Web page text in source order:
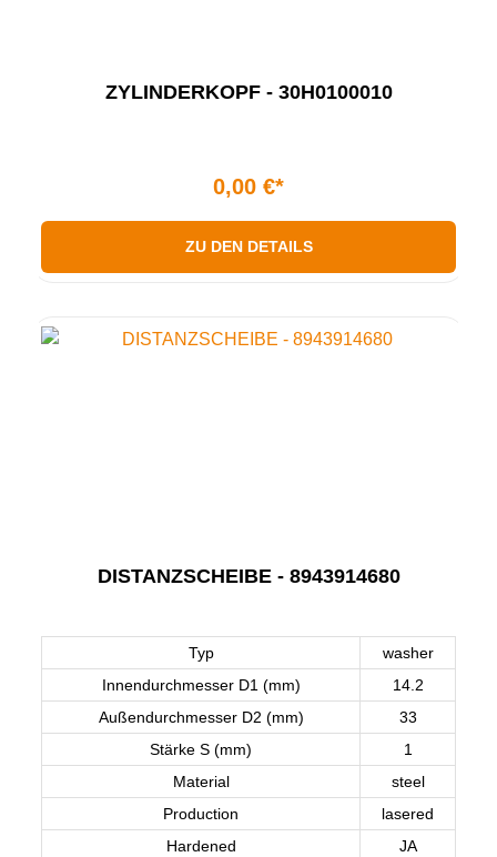
ZYLINDERKOPF - 30H0100010
0,00 €*
ZU DEN DETAILS
DISTANZSCHEIBE - 8943914680
Typ
washer
Innendurchmesser D1 (mm)
14.2
Außendurchmesser D2 (mm)
33
Stärke S (mm)
1
Material
steel
Production
lasered
Hardened
JA